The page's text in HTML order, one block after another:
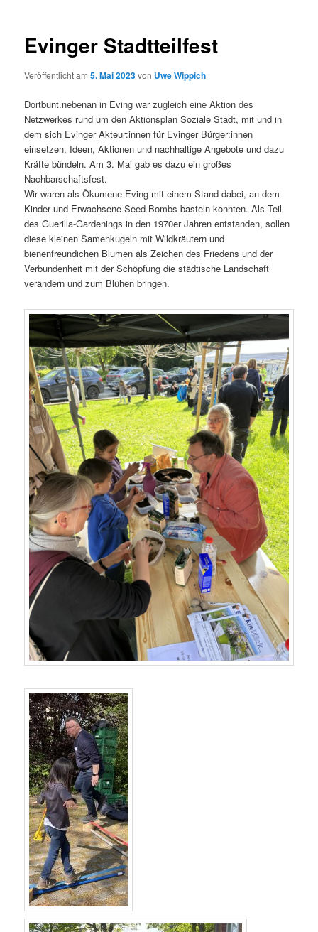
Evinger Stadtteilfest
Veröffentlicht am5. Mai 2023von Uwe Wippich
Dortbunt.nebenan in Eving war zugleich eine Aktion des
Netzwerkes rund um den Aktionsplan Soziale Stadt, mit und in
dem sich Evinger Akteur:innen für Evinger Bürger:innen
einsetzen, Ideen, Aktionen und nachhaltige Angebote und dazu
Kräfte bündeln. Am 3. Mai gab es dazu ein großes
Nachbarschaftsfest.
Wir waren als Ökumene-Eving mit einem Stand dabei, an dem
Kinder und Erwachsene Seed-Bombs basteln konnten. Als Teil
des Guerilla-Gardenings in den 1970er Jahren entstanden, sollen
diese kleinen Samenkugeln mit Wildkräutern und
bienenfreundichen Blumen als Zeichen des Friedens und der
Verbundenheit mit der Schöpfung die städtische Landschaft
verändern und zum Blühen bringen.